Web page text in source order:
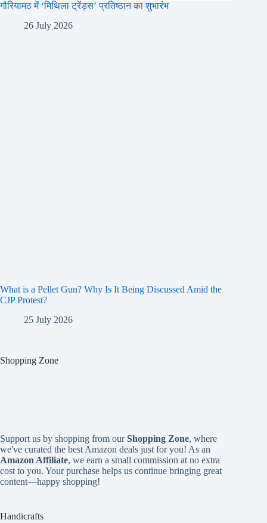
गौरियामठ में ‘मिथिला ट्रेंड्स’ प्रतिष्ठान का शुभारंभ
26 July 2026
What is a Pellet Gun? Why Is It Being Discussed Amid the
CJP Protest?
25 July 2026
Shopping Zone
Support us by shopping from ourShopping Zone, where
we've curated the best Amazon deals just for you! As an
Amazon Affiliate, we earn a small commission at no extra
cost to you. Your purchase helps us continue bringing great
content—happy shopping!
Handicrafts